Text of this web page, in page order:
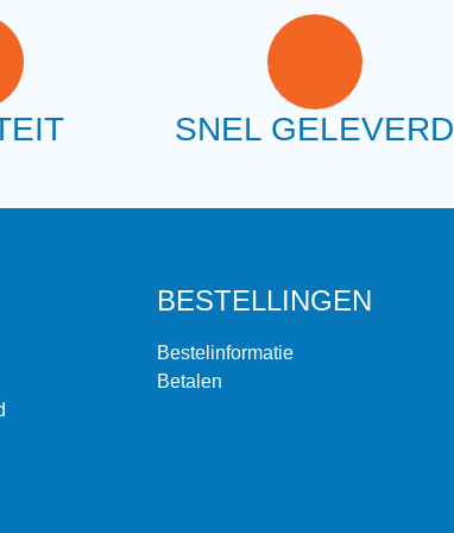
SNEL GELEVERD
BESTELLINGEN
Bestelinformatie
Betalen